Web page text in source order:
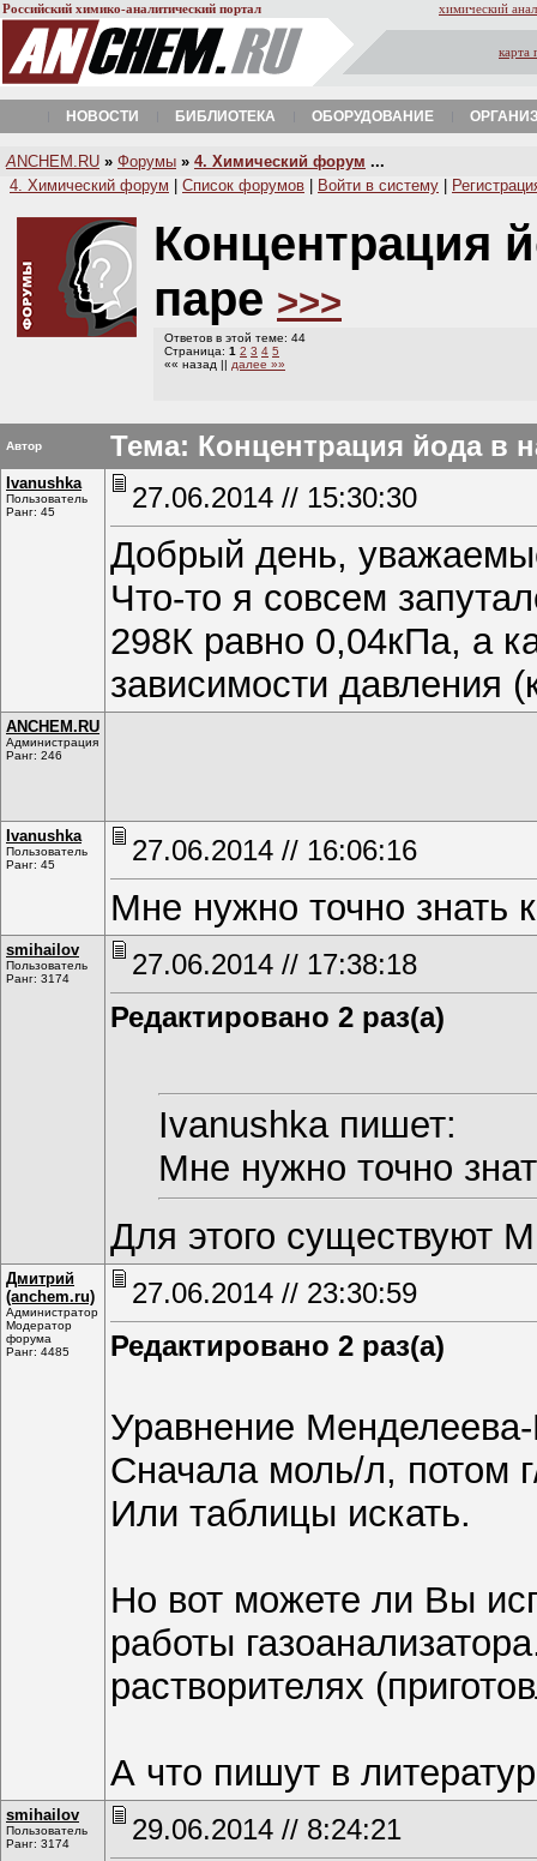
Российский химико-аналитический портал химический
карта
НОВОСТИ БИБЛИОТЕКА ОБОРУДОВАНИЕ
A NCHEM.RU » Форумы » 4. Химический форум ...
4. Химический форум
Список форумов Войти в систему
Концентрация
паре >>>
Ответов в этой теме: 44
Страница: 1 2 3 4 5
«« назад || далее »»
Автор Тема: Концентрация йода в
Ivanushka
Пользователь
Ранг: 45
27.06.2014 // 15:30:30
Добрый день,
Что-то я совсем
298К равно 0,04кПа, а
зависимости давления
ANCHEM.RU
Администрация
Ранг: 246
Ivanushka
Пользователь
Ранг: 45
27.06.2014 // 16:06:16
Мне нужно точно знать
smihаilоv
Пользователь
Ранг: 3174
27.06.2014 // 17:38:18
Редактировано 2 раз(а)
Ivanushka пишет:
Мне нужно точно
Для этого существуют
Дмитрий
(anchem.ru)
Администратор
Модератор
форума
Ранг: 4485
27.06.2014 // 23:30:59
Редактировано 2 раз(а)
Уравнение
Сначала моль/л, потом
Или таблицы искать.
Но вот можете ли Вы
работы
растворителях
А что пишут в
smihаilоv
Пользователь
Ранг: 3174
29.06.2014 // 8:24:21